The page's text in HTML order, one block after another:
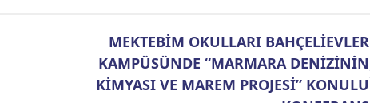
MEKTEBİM OKULLARI BAHÇELİEVLER
KAMPÜSÜNDE “MARMARA DENİZİNİN
KİMYASI VE MAREM PROJESİ” KONULU